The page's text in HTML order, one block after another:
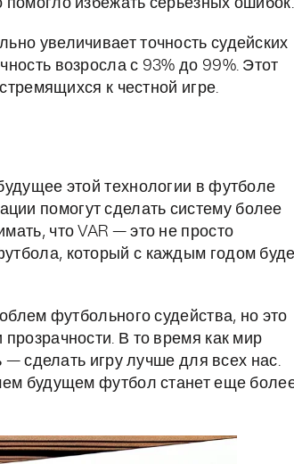
избежать серьезных ошибок.
увеличивает точность судейских
возросла с 93% до 99%. Этот
к честной игре.
этой технологии в футболе
помогут сделать систему более
что VAR — это не просто
который с каждым годом
футбольного судейства, но это
В то время как мир
— сделать игру лучше для всех нас.
будущем футбол станет еще